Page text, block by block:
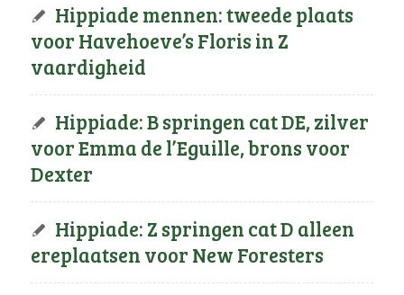
Hippiade mennen: tweede plaats
voor Havehoeve’s Floris in Z
vaardigheid
Hippiade: B springen cat DE, zilver
voor Emma de l’Eguille, brons voor
Dexter
Hippiade: Z springen cat D alleen
ereplaatsen voor New Foresters